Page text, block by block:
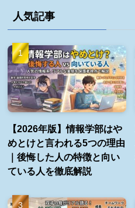
人気記事
【2026年版】情報学部はや
めとけと言われる5つの理由
｜後悔した人の特徴と向い
ている人を徹底解説